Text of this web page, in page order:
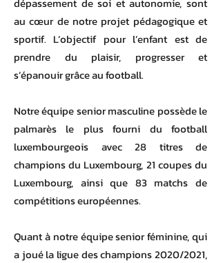
au cœur de notre projet pédagogique et
sportif. L’objectif pour l’enfant est de
prendre du plaisir, progresser et
s’épanouir grâce au football.
Notre équipe senior masculine possède le
palmarès le plus fourni du football
luxembourgeois avec 28 titres de
champions du Luxembourg, 21 coupes du
Luxembourg, ainsi que 83 matchs de
compétitions européennes.
Quant à notre équipe senior féminine, qui
a joué la ligue des champions 2020/2021,